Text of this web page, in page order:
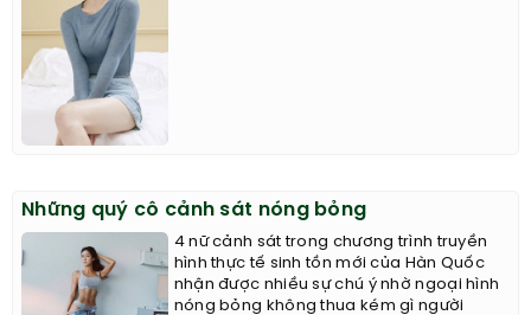
Những quý cô cảnh sát nóng bỏng
4 nữ cảnh sát trong chương trình truyền
hình thực tế sinh tồn mới của Hàn Quốc
nhận được nhiều sự chú ý nhờ ngoại hình
nóng bỏng không thua kém gì người